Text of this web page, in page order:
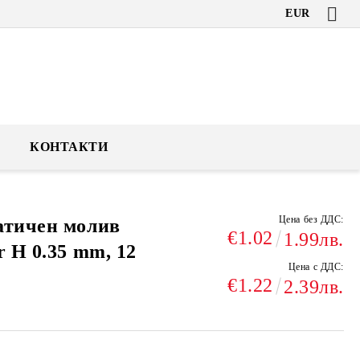
EUR
КОНТАКТИ
молив
0.35 mm, 12
Цена без ДДС:
€1.02 1.99лв.
Цена с ДДС:
€1.22 2.39лв.